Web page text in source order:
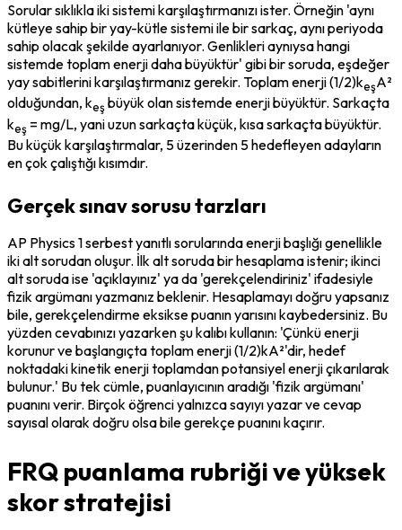
Sorular sıklıkla iki sistemi karşılaştırmanızı ister. Örneğin 'aynı
kütleye sahip bir yay-kütle sistemi ile bir sarkaç, aynı periyoda
sahip olacak şekilde ayarlanıyor. Genlikleri aynıysa hangi
sistemde toplam enerji daha büyüktür' gibi bir soruda, eşdeğer
yay sabitlerini karşılaştırmanız gerekir. Toplam enerji (1/2)keşA²
olduğundan, keş büyük olan sistemde enerji büyüktür. Sarkaçta
keş = mg/L, yani uzun sarkaçta küçük, kısa sarkaçta büyüktür.
Bu küçük karşılaştırmalar, 5 üzerinden 5 hedefleyen adayların
en çok çalıştığı kısımdır.
Gerçek sınav sorusu tarzları
AP Physics 1 serbest yanıtlı sorularında enerji başlığı genellikle
iki alt sorudan oluşur. İlk alt soruda bir hesaplama istenir; ikinci
alt soruda ise 'açıklayınız' ya da 'gerekçelendiriniz' ifadesiyle
fizik argümanı yazmanız beklenir. Hesaplamayı doğru yapsanız
bile, gerekçelendirme eksikse puanın yarısını kaybedersiniz. Bu
yüzden cevabınızı yazarken şu kalıbı kullanın: 'Çünkü enerji
korunur ve başlangıçta toplam enerji (1/2)kA²'dir, hedef
noktadaki kinetik enerji toplamdan potansiyel enerji çıkarılarak
bulunur.' Bu tek cümle, puanlayıcının aradığı 'fizik argümanı'
puanını verir. Birçok öğrenci yalnızca sayıyı yazar ve cevap
sayısal olarak doğru olsa bile gerekçe puanını kaçırır.
FRQ puanlama rubriği ve yüksek
skor stratejisi